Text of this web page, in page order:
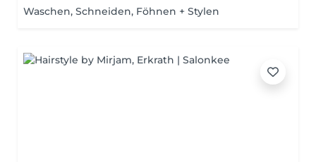
Waschen, Schneiden, Föhnen + Stylen